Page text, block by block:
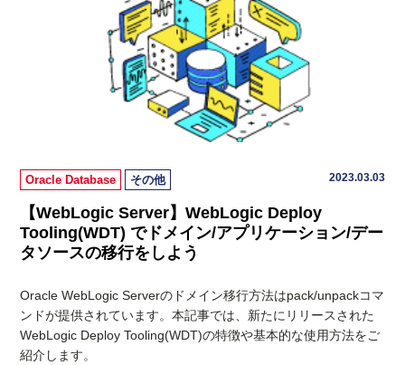
Oracle Database その他 2023.03.03
【WebLogic Server】WebLogic Deploy
Tooling(WDT) でドメイン/アプリケーション/デー
タソースの移行をしよう
Oracle WebLogic Serverのドメイン移行方法はpack/unpackコマ
ンドが提供されています。本記事では、新たにリリースされた
WebLogic Deploy Tooling(WDT)の特徴や基本的な使用方法をご
紹介します。